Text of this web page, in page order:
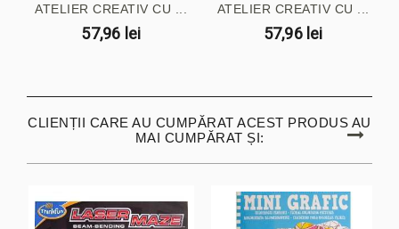
ATELIER CREATIV CU ...
57,96 lei
ATELIER CREATIV CU ...
57,96 lei
CLIENȚII CARE AU CUMPĂRAT ACEST PRODUS AU
MAI CUMPĂRAT ȘI: